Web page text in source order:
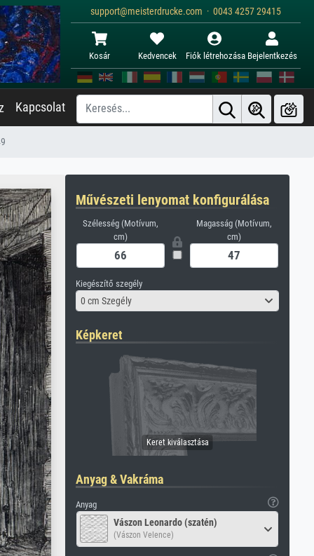
support@meisterdrucke.com · 0043 4257 29415
Kosár Kedvencek Fiók létrehozása Bejelentkezés
Kapcsolat
Művészeti lenyomat konfigurálása
Szélesség (Motívum,
cm)
Magasság (Motívum,
cm)
Kiegészítő szegély
0 cm Szegély
Képkeret
Anyag & Vakráma
Anyag
Vászon Leonardo (szatén)
(Vászon Velence)